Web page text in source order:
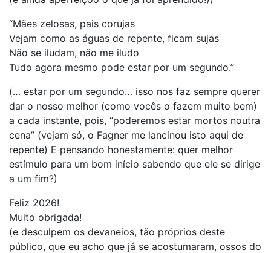
“Mães zelosas, pais corujas
Vejam como as águas de repente, ficam sujas
Não se iludam, não me iludo
Tudo agora mesmo pode estar por um segundo.”
(… estar por um segundo… isso nos faz sempre querer
dar o nosso melhor (como vocês o fazem muito bem)
a cada instante, pois, “poderemos estar mortos noutra
cena” (vejam só, o Fagner me lancinou isto aqui de
repente) E pensando honestamente: quer melhor
estímulo para um bom início sabendo que ele se dirige
a um fim?)
Feliz 2026!
Muito obrigada!
(e desculpem os devaneios, tão próprios deste
público, que eu acho que já se acostumaram, ossos do